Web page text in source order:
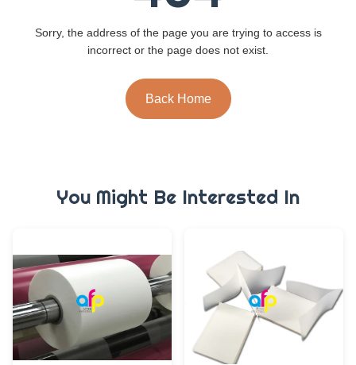
Sorry, the address of the page you are trying to access is
incorrect or the page does not exist.
Back Home
You Might Be Interested In